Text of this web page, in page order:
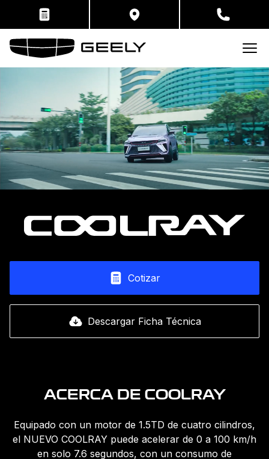
Cotizar
Descargar Ficha Técnica
ACERCA DE COOLRAY
Equipado con un motor de 1.5TD de cuatro cilindros,
el NUEVO COOLRAY puede acelerar de 0 a 100 km/h
en solo 7.6 segundos, con un consumo de